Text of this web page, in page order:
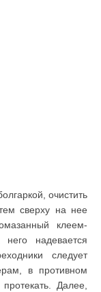
очистить
сверху на нее
клеем-
надевается
следует
в противном
Далее,